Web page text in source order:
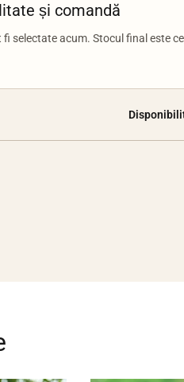
și comandă
selectate acum. Stocul final este